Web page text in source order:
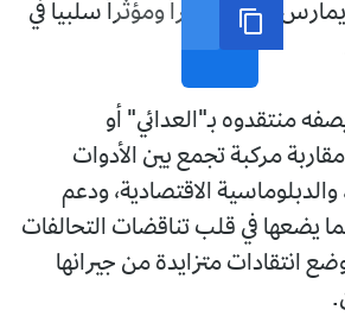
دوراً مباشراً ومؤثراً سلبيا في
منتقدوه بـ"العدائي" أو
مقاربة مركبة تجمع بين الأدوات
والدبلوماسية الاقتصادية، ودعم
يضعها في قلب تناقضات التحالفات
انتقادات متزايدة من جيرانها